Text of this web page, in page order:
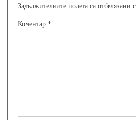
Задължителните полета са отбелязани с
Коментар *